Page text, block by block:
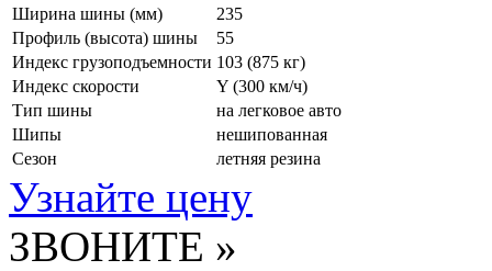
Ширина шины (мм)
235
Профиль (высота) шины
55
Индекс грузоподъемности 103 (875 кг)
Индекс скорости
Y (300 км/ч)
Тип шины
на легковое авто
Шипы
нешипованная
Сезон
летняя резина
Узнайте цену
ЗВОНИТЕ »